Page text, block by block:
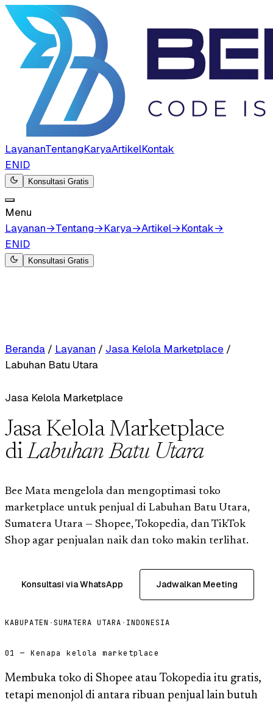
LayananTentangKaryaArtikelKontak
ENID
Konsultasi Gratis
Menu
Layanan→Tentang→Karya→Artikel→Kontak→
ENID
Konsultasi Gratis
Beranda / Layanan / Jasa Kelola Marketplace /
Labuhan Batu Utara
Jasa Kelola Marketplace
Jasa Kelola Marketplace
diLabuhan Batu Utara
Bee Mata mengelola dan mengoptimasi toko
marketplace untuk penjual di Labuhan Batu Utara,
Sumatera Utara — Shopee, Tokopedia, dan TikTok
Shop agar penjualan naik dan toko makin terlihat.
Konsultasi via WhatsApp Jadwalkan Meeting
KABUPATEN · SUMATERA UTARA · INDONESIA
01 — Kenapa kelola marketplace
Membuka toko di Shopee atau Tokopedia itu gratis,
tetapi menonjol di antara ribuan penjual lain butuh